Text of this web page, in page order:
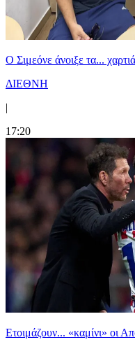
Ο Σιμεόνε άνοιξε τα...
ΔΙΕΘΝΗ
|
17:20
Ετοιμάζουν... «καμίνι» οι